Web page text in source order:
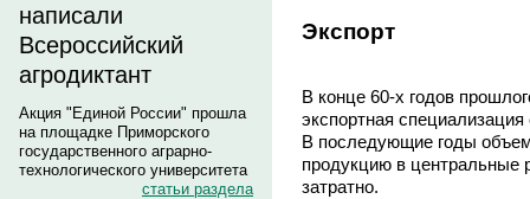
написали
Всероссийский
агродиктант
Акция "Единой России" прошла
на площадке Приморского
государственного аграрно-
технологического университета
статьи раздела
Экспорт
В конце 60-х годов
экспортная
В последующие годы
продукцию в центральные
затратно.